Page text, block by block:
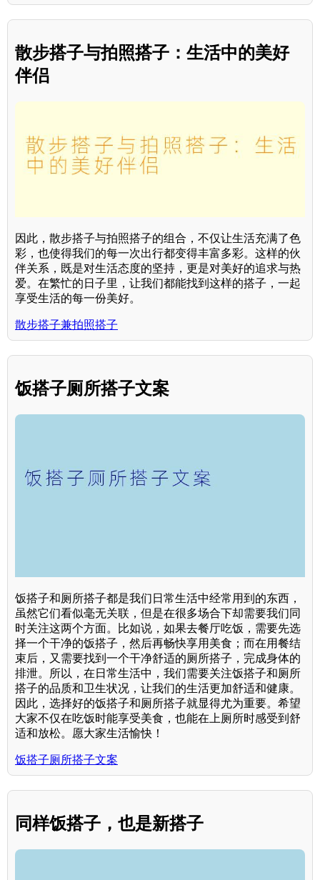
散步搭子与拍照搭子：生活中的美好
伴侣
因此，散步搭子与拍照搭子的组合，不仅让生活充满了色
彩，也使得我们的每一次出行都变得丰富多彩。这样的伙
伴关系，既是对生活态度的坚持，更是对美好的追求与热
爱。在繁忙的日子里，让我们都能找到这样的搭子，一起
享受生活的每一份美好。
散步搭子兼拍照搭子
饭搭子厕所搭子文案
饭搭子和厕所搭子都是我们日常生活中经常用到的东西，
虽然它们看似毫无关联，但是在很多场合下却需要我们同
时关注这两个方面。比如说，如果去餐厅吃饭，需要先选
择一个干净的饭搭子，然后再畅快享用美食；而在用餐结
束后，又需要找到一个干净舒适的厕所搭子，完成身体的
排泄。所以，在日常生活中，我们需要关注饭搭子和厕所
搭子的品质和卫生状况，让我们的生活更加舒适和健康。
因此，选择好的饭搭子和厕所搭子就显得尤为重要。希望
大家不仅在吃饭时能享受美食，也能在上厕所时感受到舒
适和放松。愿大家生活愉快！
饭搭子厕所搭子文案
同样饭搭子，也是新搭子